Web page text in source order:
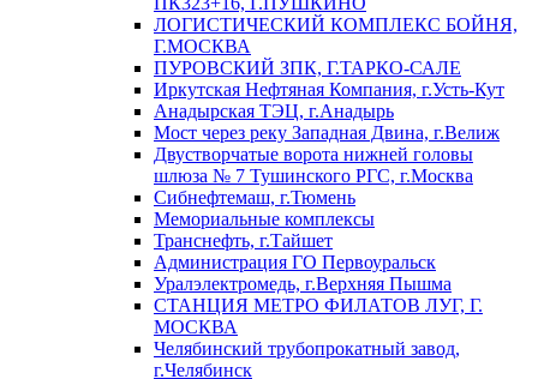
ЛОГИСТИЧЕСКИЙ КОМПЛЕКС БОЙНЯ,
Г.МОСКВА
ПУРОВСКИЙ ЗПК, Г.ТАРКО-САЛЕ
Иркутская Нефтяная Компания, г.Усть-Кут
Анадырская ТЭЦ, г.Анадырь
Мост через реку Западная Двина, г.Велиж
Двустворчатые ворота нижней головы
шлюза № 7 Тушинского РГС, г.Москва
Сибнефтемаш, г.Тюмень
Мемориальные комплексы
Транснефть, г.Тайшет
Администрация ГО Первоуральск
Уралэлектромедь, г.Верхняя Пышма
СТАНЦИЯ МЕТРО ФИЛАТОВ ЛУГ, Г.
МОСКВА
Челябинский трубопрокатный завод,
г.Челябинск